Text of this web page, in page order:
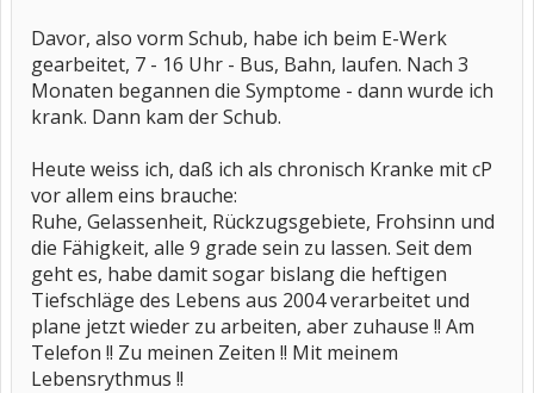
Davor, also vorm Schub, habe ich beim E-Werk
gearbeitet, 7 - 16 Uhr - Bus, Bahn, laufen. Nach 3
Monaten begannen die Symptome - dann wurde ich
krank. Dann kam der Schub.
Heute weiss ich, daß ich als chronisch Kranke mit cP
vor allem eins brauche:
Ruhe, Gelassenheit, Rückzugsgebiete, Frohsinn und
die Fähigkeit, alle 9 grade sein zu lassen. Seit dem
geht es, habe damit sogar bislang die heftigen
Tiefschläge des Lebens aus 2004 verarbeitet und
plane jetzt wieder zu arbeiten, aber zuhause !! Am
Telefon !! Zu meinen Zeiten !! Mit meinem
Lebensrythmus !!